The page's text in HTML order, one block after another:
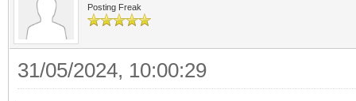
Posting Freak
31/05/2024, 10:00:29